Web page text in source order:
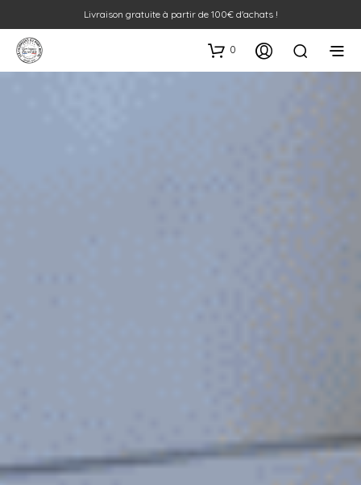
Livraison gratuite à partir de 100€ d'achats !
0